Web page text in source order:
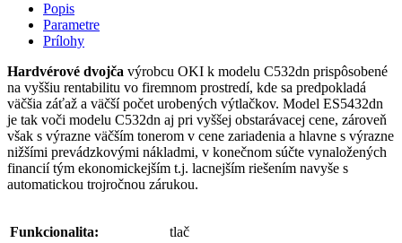
Popis
Parametre
Prílohy
Hardvérové dvojča výrobcu OKI k modelu C532dn prispôsobené
na vyššiu rentabilitu vo firemnom prostredí, kde sa predpokladá
väčšia záťaž a väčší počet urobených výtlačkov. Model ES5432dn
je tak voči modelu C532dn aj pri vyššej obstarávacej cene, zároveň
však s výrazne väčším tonerom v cene zariadenia a hlavne s výrazne
nižšími prevádzkovými nákladmi, v konečnom súčte vynaložených
financií tým ekonomickejším t.j. lacnejším riešením navyše s
automatickou trojročnou zárukou.
Funkcionalita:
tlač